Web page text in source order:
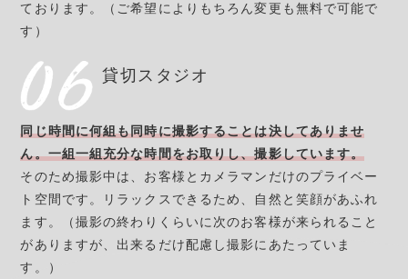
ております。（ご希望によりもちろん変更も無料で可能で
す）
貸切スタジオ
同じ時間に何組も同時に撮影することは決してありませ
ん。一組一組充分な時間をお取りし、撮影しています。
そのため撮影中は、お客様とカメラマンだけのプライベー
ト空間です。リラックスできるため、自然と笑顔があふれ
ます。
（撮影の終わりくらいに次のお客様が来られること
がありますが、出来るだけ配慮し撮影にあたっていま
す。）